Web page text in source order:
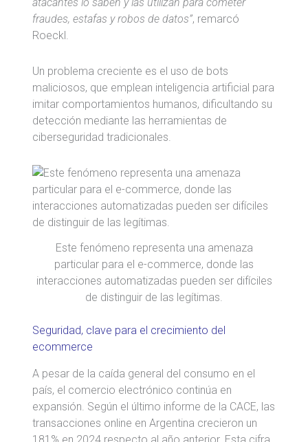
fraudes, estafas y robos de datos”, remarcó
Roeckl.
Un problema creciente es el uso de bots
maliciosos, que emplean inteligencia artificial para
imitar comportamientos humanos, dificultando su
detección mediante las herramientas de
ciberseguridad tradicionales.
Este fenómeno representa una amenaza
particular para el e-commerce, donde las
interacciones automatizadas pueden ser difíciles
de distinguir de las legítimas.
Seguridad, clave para el crecimiento del
ecommerce
A pesar de la caída general del consumo en el
país, el comercio electrónico continúa en
expansión. Según el último informe de la CACE, las
transacciones online en Argentina crecieron un
181% en 2024 respecto al año anterior. Esta cifra